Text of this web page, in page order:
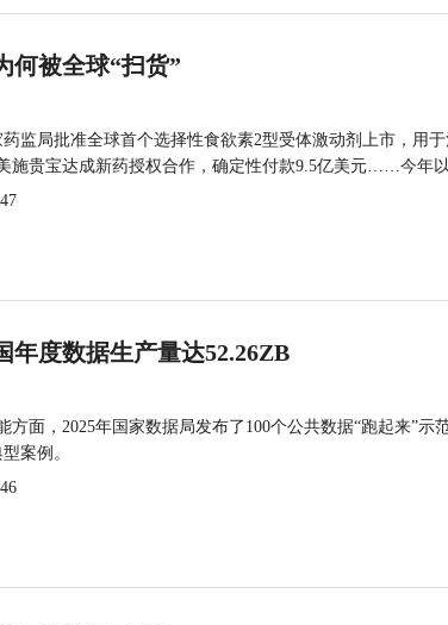
何被全球“扫货”
监局批准全球首个选择性食欲素2型受体激动剂上市，用
施贵宝达成新药授权合作，确定性付款9.5亿美元……今年
年度数据生产量达52.26ZB
方面，2025年国家数据局发布了100个公共数据“跑起来”示
案例。